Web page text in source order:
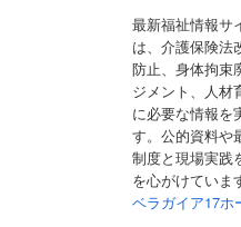
最新福祉情報サ
は、介護保険法
防止、身体拘束
ジメント、人材
に必要な情報を
す。公的資料や
制度と現場実践
を心がけていま
ベラガイア17ホ